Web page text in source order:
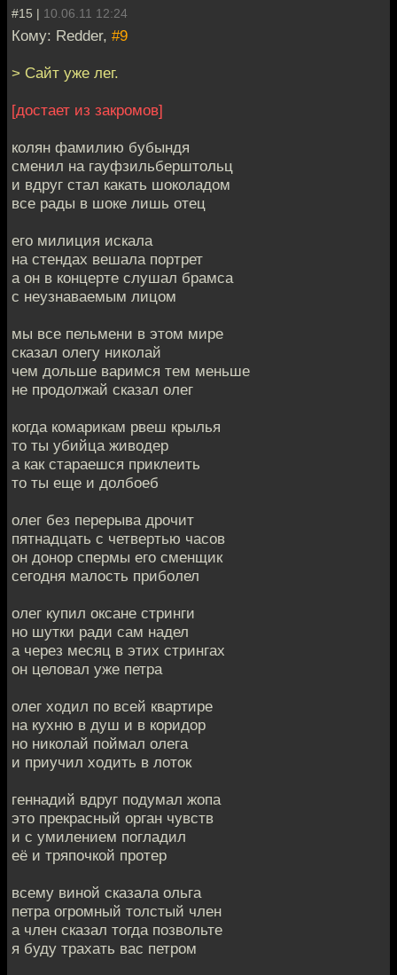
#15 | 10.06.11 12:24
Кому: Redder, #9
> Сайт уже лег.
[достает из закромов]
колян фамилию бубындя
сменил на гауфзильберштольц
и вдруг стал какать шоколадом
все рады в шоке лишь отец
его милиция искала
на стендах вешала портрет
а он в концерте слушал брамса
с неузнаваемым лицом
мы все пельмени в этом мире
сказал олегу николай
чем дольше варимся тем меньше
не продолжай сказал олег
когда комарикам рвеш крылья
то ты убийца живодер
а как стараешся приклеить
то ты еще и долбоеб
олег без перерыва дрочит
пятнадцать с четвертью часов
он донор спермы его сменщик
сегодня малость приболел
олег купил оксане стринги
но шутки ради сам надел
а через месяц в этих стрингах
он целовал уже петра
олег ходил по всей квартире
на кухню в душ и в коридор
но николай поймал олега
и приучил ходить в лоток
геннадий вдруг подумал жопа
это прекрасный орган чувств
и с умилением погладил
её и тряпочкой протер
всему виной сказала ольга
петра огромный толстый член
а член сказал тогда позвольте
я буду трахать вас петром